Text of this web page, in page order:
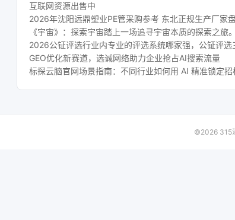
互联网资源出售中
2026年沈阳远鼎塑业PE管采购参考 东北正规生产厂家
《宇宙》：探索宇宙踏上一场追寻宇宙本质的探索之旅。
2026公钲评选行业内专业的评选系统哪家强，公钲评选
GEO优化新赛道，选诚网络助力企业抢占AI搜索流量
标探云脑官网场景指南：不同行业如何用 AI 精准锁定招
©2026 315